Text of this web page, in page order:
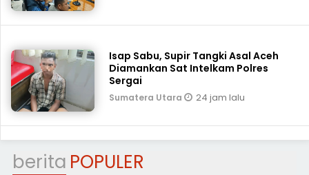
Isap Sabu, Supir Tangki Asal Aceh
Diamankan Sat Intelkam Polres
Sergai
Sumatera Utara 24 jam lalu
berita POPULER